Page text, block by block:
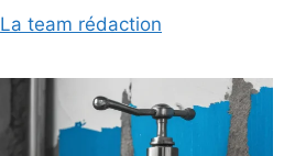
La team rédaction